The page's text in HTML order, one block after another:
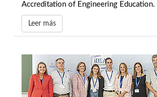
Accreditation of Engineering Education.
Leer más